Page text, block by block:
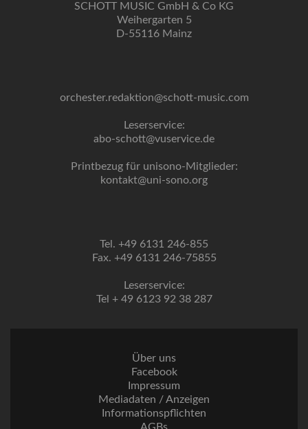
SCHOTT MUSIC GmbH & Co KG
Weihergarten 5
D-55116 Mainz
orchester.redaktion@schott-music.com
Leserservice:
abo-schott@vuservice.de
Printbezug für unisono-Mitglieder:
kontakt@uni-sono.org
Tel. +49 6131 246-855
Fax. +49 6131 246-75855
Leserservice:
Tel + 49 6123 92 38 287
Über uns
Facebook
Impressum
Mediadaten / Anzeigen
Informationspflichten